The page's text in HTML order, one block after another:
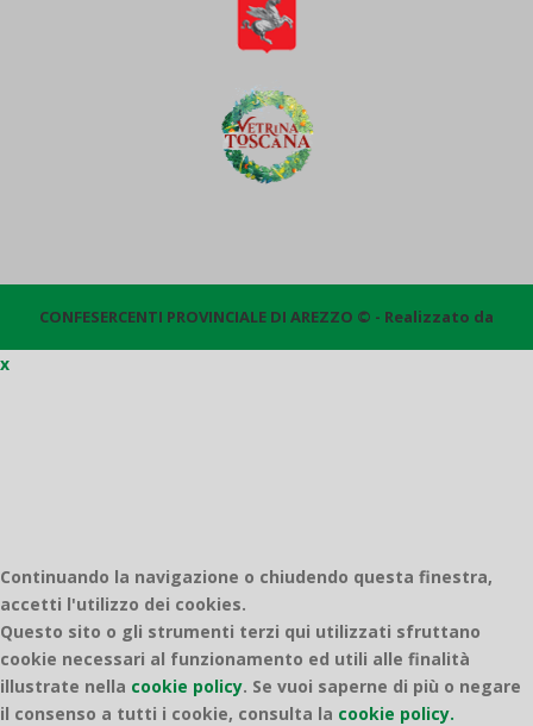
CONFESERCENTI PROVINCIALE DI AREZZO © - Realizzato da
x
Continuando la navigazione o chiudendo questa finestra,
accetti l'utilizzo dei cookies.
Questo sito o gli strumenti terzi qui utilizzati sfruttano
cookie necessari al funzionamento ed utili alle finalità
illustrate nella cookie policy. Se vuoi saperne di più o negare
il consenso a tutti i cookie, consulta la cookie policy.